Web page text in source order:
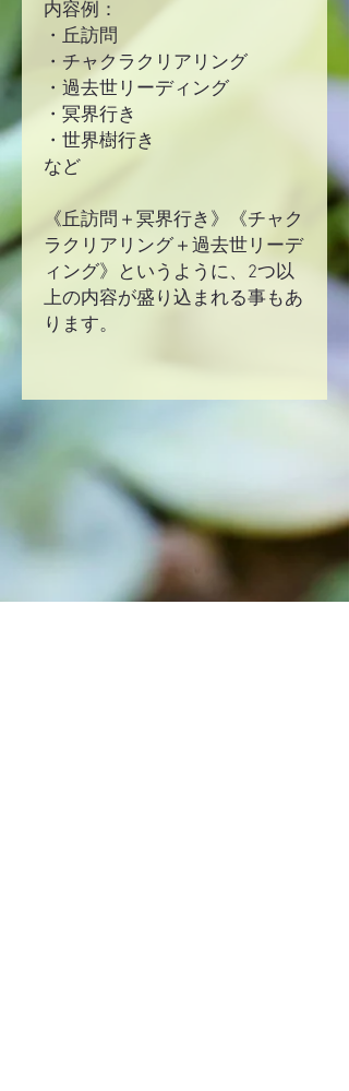
内容例：
・丘訪問
・チャクラクリアリング
・過去世リーディング
・冥界行き
・世界樹行き
など
《丘訪問＋冥界行き》《チャク
ラクリアリング＋過去世リーデ
ィング》というように、2つ以
上の内容が盛り込まれる事もあ
ります。